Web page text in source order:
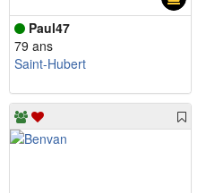
Paul47
79 ans
Saint-Hubert